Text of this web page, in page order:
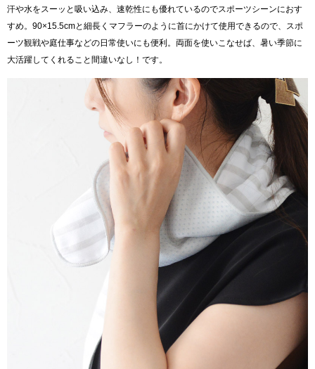
汗や水をスーッと吸い込み、速乾性にも優れているのでスポーツシーンにおす
すめ。90×15.5cmと細長くマフラーのように首にかけて使用できるので、スポ
ーツ観戦や庭仕事などの日常使いにも便利。両面を使いこなせば、暑い季節に
大活躍してくれること間違いなし！です。